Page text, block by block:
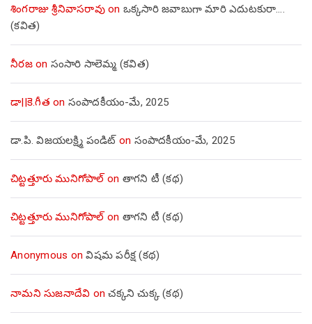
శింగరాజు శ్రీనివాసరావుon ఒక్కసారి జవాబుగా మారి ఎదుటకురా….
(కవిత)
నీరజon సంసారి సాలెమ్మ (కవిత)
డా||కె.గీత on సంపాదకీయం-మే, 2025
డా.పి. విజయలక్ష్మి పండిట్ on సంపాదకీయం-మే, 2025
చిట్టత్తూరు మునిగోపాల్on తాగని టీ (కథ)
చిట్టత్తూరు మునిగోపాల్on తాగని టీ (కథ)
Anonymous onవిషమ పరీక్ష (క‌థ‌)
నామని సుజనాదేవి onచక్కని చుక్క (కథ)